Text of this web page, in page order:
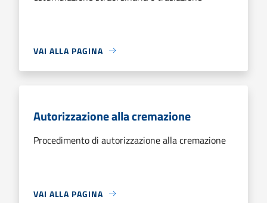
VAI ALLA PAGINA
Autorizzazione alla cremazione
Procedimento di autorizzazione alla cremazione
VAI ALLA PAGINA